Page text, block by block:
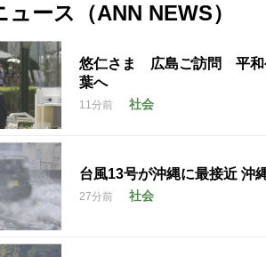
ュース（ANN NEWS）
悠仁さま 広島ご訪問 平和
葉へ
11分前 社会
台風13号が沖縄に最接近 沖
27分前 社会